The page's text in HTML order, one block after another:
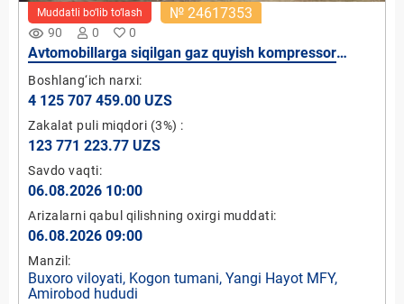
remove_red_eye 90 0 0
Muddatli bo‘lib to‘lash № 24617353
Avtomobillarga siqilgan gaz quyish kompressor
shahobchasi (qurilishi tugallanmagan)
Boshlang‘ich narxi:
4 125 707 459.00 UZS
Zakalat puli miqdori (3%) :
123 771 223.77 UZS
Savdo vaqti:
06.08.2026 10:00
Arizalarni qabul qilishning oxirgi muddati:
06.08.2026 09:00
Manzil:
Buxoro viloyati, Kogon tumani, Yangi Hayot MFY,
Amirobod hududi